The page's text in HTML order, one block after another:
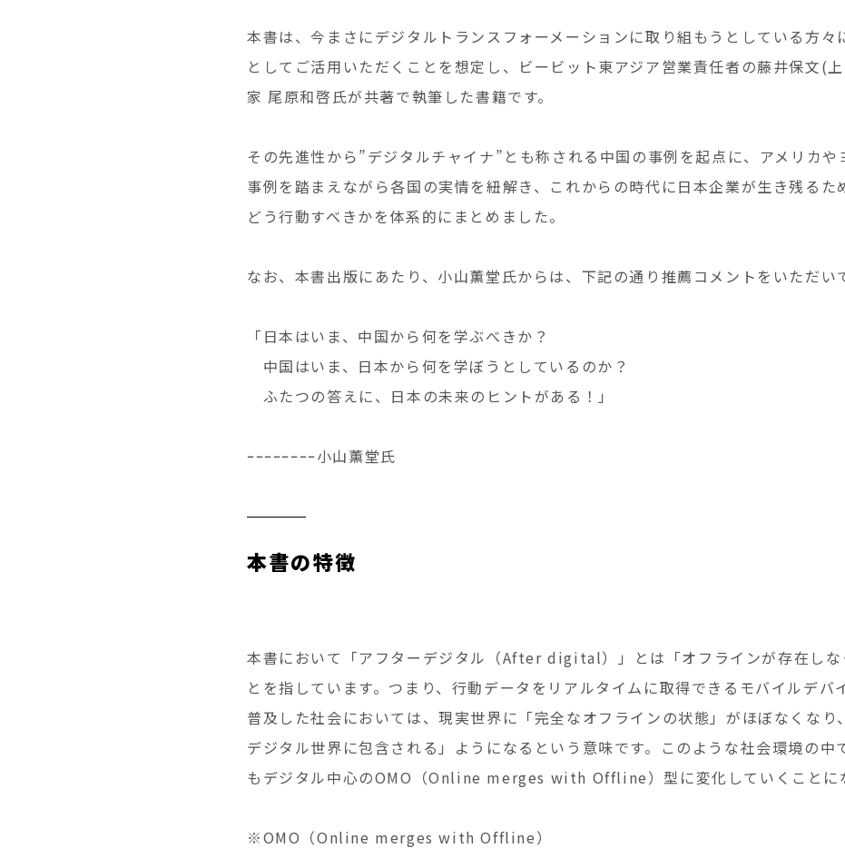
本書は、今まさにデジタルトランスフォーメーションに取り組もうとしている方々
としてご活用いただくことを想定し、ビービット東アジア営業責任者の藤井保文(
家 尾原和啓氏が共著で執筆した書籍です。
その先進性から”デジタルチャイナ”とも称される中国の事例を起点に、アメリカや
事例を踏まえながら各国の実情を紐解き、これからの時代に日本企業が生き残るた
どう行動すべきかを体系的にまとめました。
なお、本書出版にあたり、小山薫堂氏からは、下記の通り推薦コメントをいただい
「日本はいま、中国から何を学ぶべきか？
中国はいま、日本から何を学ぼうとしているのか？
ふたつの答えに、日本の未来のヒントがある！」
ｰｰｰｰｰｰｰｰ小山薫堂氏
本書の特徴
本書において「アフターデジタル（After digital）」とは「オフラインが存在しな
とを指しています。つまり、行動データをリアルタイムに取得できるモバイルデバ
普及した社会においては、現実世界に「完全なオフラインの状態」がほぼなくなり
デジタル世界に包含される」ようになるという意味です。このような社会環境の中
もデジタル中心のOMO（Online merges with Offline）型に変化していくことに
※OMO（Online merges with Offline）